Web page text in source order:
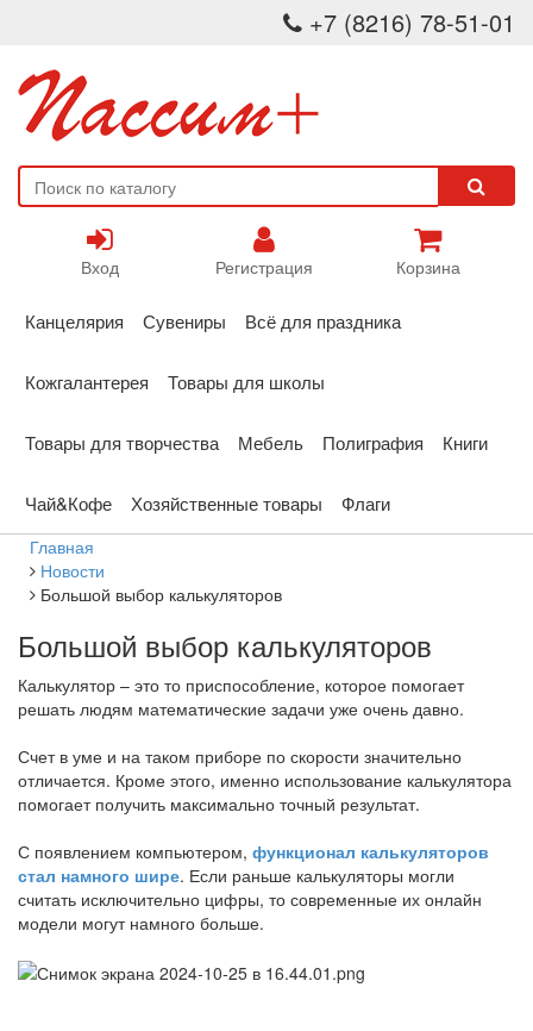
+7 (8216) 78-51-01
Вход Регистрация Корзина
Канцелярия Сувениры Всё для праздника
Кожгалантерея Товары для школы
Товары для творчества Мебель Полиграфия Книги
Чай&Кофе Хозяйственные товары Флаги
Главная
Новости
Большой выбор калькуляторов
Большой выбор калькуляторов
Калькулятор – это то приспособление, которое помогает
решать людям математические задачи уже очень давно.
Счет в уме и на таком приборе по скорости значительно
отличается. Кроме этого, именно использование калькулятора
помогает получить максимально точный результат.
С появлением компьютером, функционал калькуляторов
стал намного шире. Если раньше калькуляторы могли
считать исключительно цифры, то современные их онлайн
модели могут намного больше.